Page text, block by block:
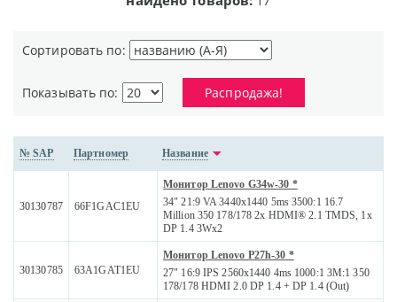
Сортировать по:
Показывать по: Распродажа!
№ SAP Партномер Название
30130787 66F1GAC1EU
Монитор Lenovo G34w-30 *
34" 21:9 VA 3440x1440 5ms 3500:1 16.7
Million 350 178/178 2x HDMI® 2.1 TMDS, 1x
DP 1.4 3Wx2
30130785 63A1GAT1EU
Монитор Lenovo P27h-30 *
27" 16:9 IPS 2560x1440 4ms 1000:1 3M:1 350
178/178 HDMI 2.0 DP 1.4 + DP 1.4 (Out)